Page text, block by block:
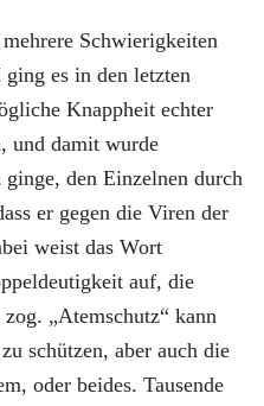
Schwierigkeiten
es in den letzten
Knappheit echter
und damit wurde
ginge, den Einzelnen durch
er gegen die Viren der
weist das Wort
auf, die
„Atemschutz“ kann
schützen, aber auch die
oder beides. Tausende